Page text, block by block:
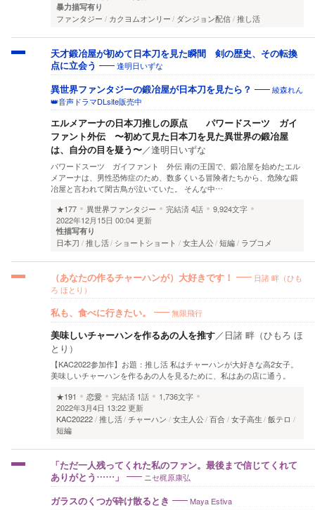
暴力描写有り
ファンタジー カクヨムオンリー ダンジョン配信 推し活
天才鍛冶屋が初めて日本刀を見た瞬間 剣の歴史、その転換
点に立会う
逢明日いずな
異世界ファンタジーの鍛冶屋が日本刀を見たら？
綾森れん
👑音声ドラマDLsite販売中
エルメアーナの日本刀推しの原点 パワードスーツ ガイ
ファント外伝 〜初めて見た日本刀を見た異世界の鍛冶屋
は、自分の目を疑う〜／逢明日いずな
パワードスーツ ガイファント 外伝 南の王国で、鍛冶屋を始めたエル
メアーナは、男性恐怖症のため、数多くいる冒険者たちから、危険な鍛
冶屋と言われて閑古鳥が泣いていた。 そんな中…
★177
異世界ファンタジー 完結済4話
9,924文字
2022年12月15日 00:04 更新
性描写有り
日本刀 推し活 ショートショート 女主人公 短編 ラブコメ
（あなたの作るチャーハンが）大好きです！
日諸 畔（ひも
ろ ほとり）
私も、食べに行きたい。 無限飛行
美味しいチャーハンを作るあの人を推す／ 日諸 畔（ひもろ ほ
とり）
【KAC2022参加作】お題：推し活 私はチャーハンが大好きな高2女子。
美味しいチャーハンを作るあの人を見るために、私はあの店に通う。
★191
恋愛 完結済 1話
1,736文字
2022年3月4日 13:22 更新
KAC20222 推し活 チャーハン 女主人公 百合 女子高生 飯テロ
短編
「ただ一人残ってくれた私のファン。最後まで信じてくれて
ありがとう……」
ニセ梶原康弘
ガラスのくつが砕け散るとき Maya Estiva